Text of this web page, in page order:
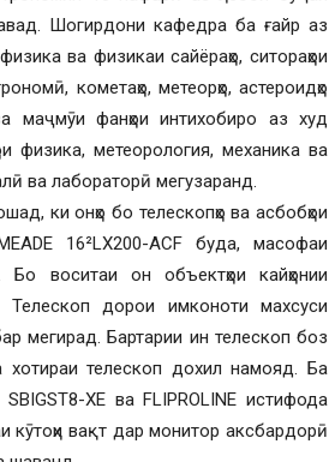
Шогирдони кафедра ба ғайр аз
ва физикаи сайёраҳо, ситораҳои
кометаҳо, метеорҳо, астероидҳо
маҷмӯи фанҳои интихобиро аз худ
физика, метеорология, механика ва
ва лабораторӣ мегузаранд.
ки онҳо бо телескопҳо ва асбобҳои
16²LX200-ACF буда, масофаи
воситаи он объектҳои кайҳонии
дорои имконоти махсуси
мегирад. Бартарии ин телескоп боз
хотираи телескоп дохил намояд. Ба
XE ва FLIPROLINE истифода
кӯтоҳи вақт дар монитор аксбардорӣ